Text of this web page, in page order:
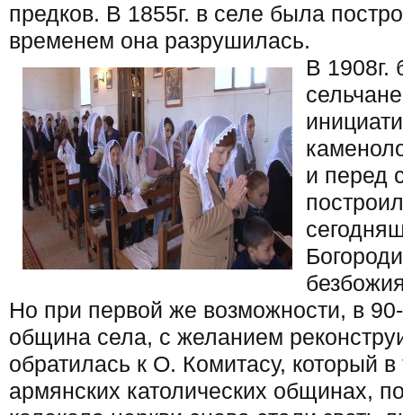
предков. В 1855г. в селе была
временем она разрушилась.
В 1908г.
и перед
Но при первой же возможности, в
община села, с желанием
обратилась к О. Комитасу, который
армянских католических общинах,